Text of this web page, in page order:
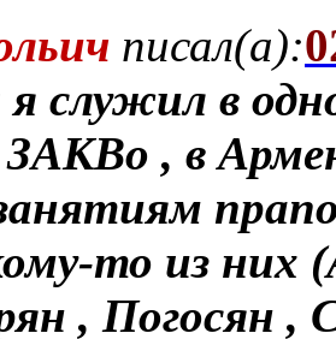
писал(а):
я служил в
ЗАКВо , в
то из них
, Погосян